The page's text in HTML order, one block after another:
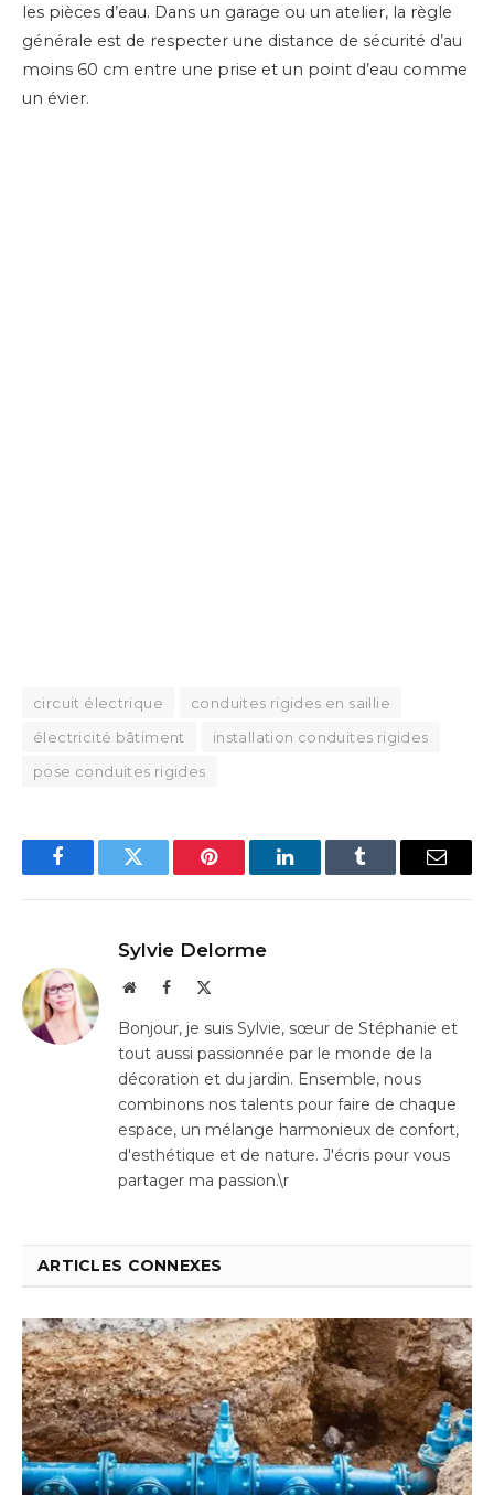
les pièces d’eau. Dans un garage ou un atelier, la règle
générale est de respecter une distance de sécurité d’au
moins 60 cm entre une prise et un point d’eau comme
un évier.
circuit électrique
conduites rigides en saillie
électricité bâtiment
installation conduites rigides
pose conduites rigides
FacebookTwitter Pinterest LinkedInTumblr Email
Sylvie Delorme
WebsiteFacebook
Bonjour, je suis Sylvie, sœur de Stéphanie et
tout aussi passionnée par le monde de la
décoration et du jardin. Ensemble, nous
combinons nos talents pour faire de chaque
espace, un mélange harmonieux de confort,
d'esthétique et de nature. J'écris pour vous
partager ma passion.\r
ARTICLES CONNEXES